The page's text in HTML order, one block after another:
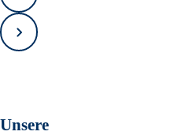
Zurück
Vorwärts
Unsere